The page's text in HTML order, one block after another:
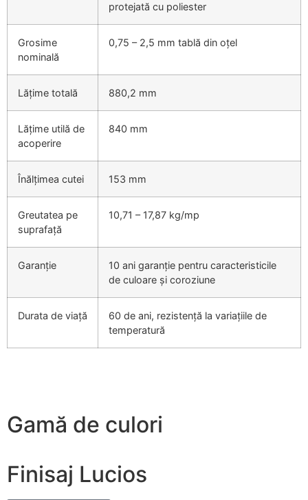
protejată cu poliester
Grosime
nominală
0,75 – 2,5 mm tablă din oțel
Lățime totală 880,2 mm
Lățime utilă de
acoperire
840 mm
Înălțimea cutei 153 mm
Greutatea pe
suprafață
10,71 – 17,87 kg/mp
Garanție
10 ani garanție pentru caracteristicile
de culoare și coroziune
Durata de viață
60 de ani, rezistență la variațiile de
temperatură
Gamă de culori
Finisaj Lucios